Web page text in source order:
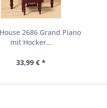
2686 Grand Piano
mit Hocker...
33,99 € *